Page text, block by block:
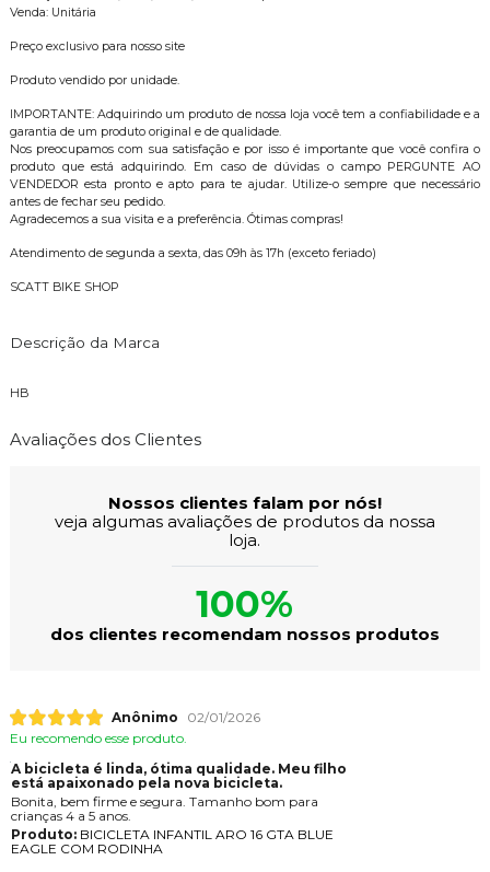
Venda: Unitária
Preço exclusivo para nosso site
Produto vendido por unidade.
IMPORTANTE: Adquirindo um produto de nossa loja você tem a confiabilidade e a
garantia de um produto original e de qualidade.
Nos preocupamos com sua satisfação e por isso é importante que você confira o
produto que está adquirindo. Em caso de dúvidas o campo PERGUNTE AO
VENDEDOR esta pronto e apto para te ajudar. Utilize-o sempre que necessário
antes de fechar seu pedido.
Agradecemos a sua visita e a preferência. Ótimas compras!
Atendimento de segunda a sexta, das 09h às 17h (exceto feriado)
SCATT BIKE SHOP
Descrição da Marca
HB
Avaliações dos Clientes
Nossos clientes falam por nós!
veja algumas avaliações de produtos da nossa
loja.
100%
dos clientes recomendam nossos produtos
Anônimo
02/01/2026
Eu recomendo esse produto.
A bicicleta é linda, ótima qualidade. Meu filho
está apaixonado pela nova bicicleta.
Bonita, bem firme e segura. Tamanho bom para
crianças 4 a 5 anos.
Produto:BICICLETA INFANTIL ARO 16 GTA BLUE
EAGLE COM RODINHA